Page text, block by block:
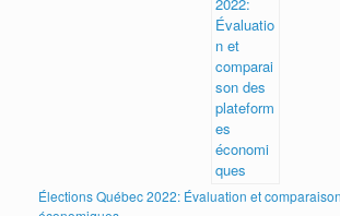
Élections Québec 2022: Évaluation et